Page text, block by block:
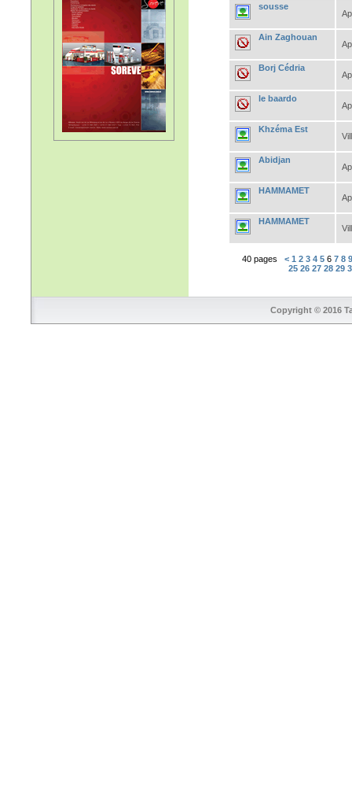
sousse
Ain Zaghouan
Borj Cédria
le baardo
Khzéma Est
Abidjan
HAMMAMET
HAMMAMET
40 pages < 1 2 3 4 5 6 7 8
25 26 27 28 29
Copyright © 2016